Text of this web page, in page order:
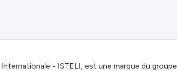
- ISTELI, est une marque du groupe